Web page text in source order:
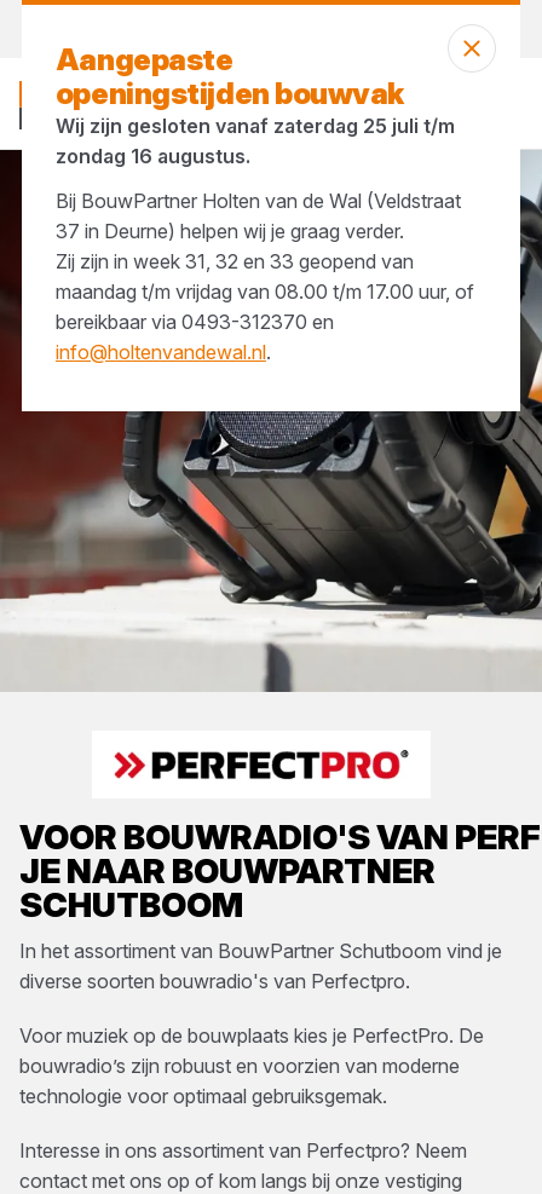
VOOR BOUWRADIO'SVAN
JE NAAR BOUWPARTNER
SCHUTBOOM
In het assortiment van BouwPartner Schutboom vind je
diverse soorten bouwradio's van Perfectpro.
Voor muziek op de bouwplaats kies je PerfectPro. De
bouwradio’s zijn robuust en voorzien van moderne
technologie voor optimaal gebruiksgemak.
Interesse in ons assortiment van Perfectpro? Neem
contact met ons op of kom langs bij onze vestiging
Merken Perfectpro
Aangepaste
openingstijden bouwvak
Wij zijn gesloten vanaf zaterdag 25 juli t/m
zondag 16 augustus.
Bij BouwPartner Holten van de Wal (Veldstraat
37 in Deurne) helpen wij je graag verder.
Zij zijn in week 31, 32 en 33 geopend van
maandag t/m vrijdag van 08.00 t/m 17.00 uur, of
bereikbaar via 0493-312370 en
info@holtenvandewal.nl.